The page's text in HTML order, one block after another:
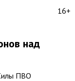
16+
над
ПВО